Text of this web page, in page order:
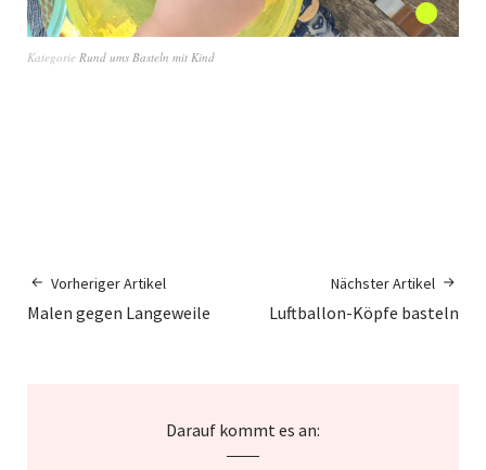
Kategorie Rund ums Basteln mit Kind
Vorheriger Artikel
Malen gegen Langeweile
Nächster Artikel
Luftballon-Köpfe basteln
Darauf kommt es an: